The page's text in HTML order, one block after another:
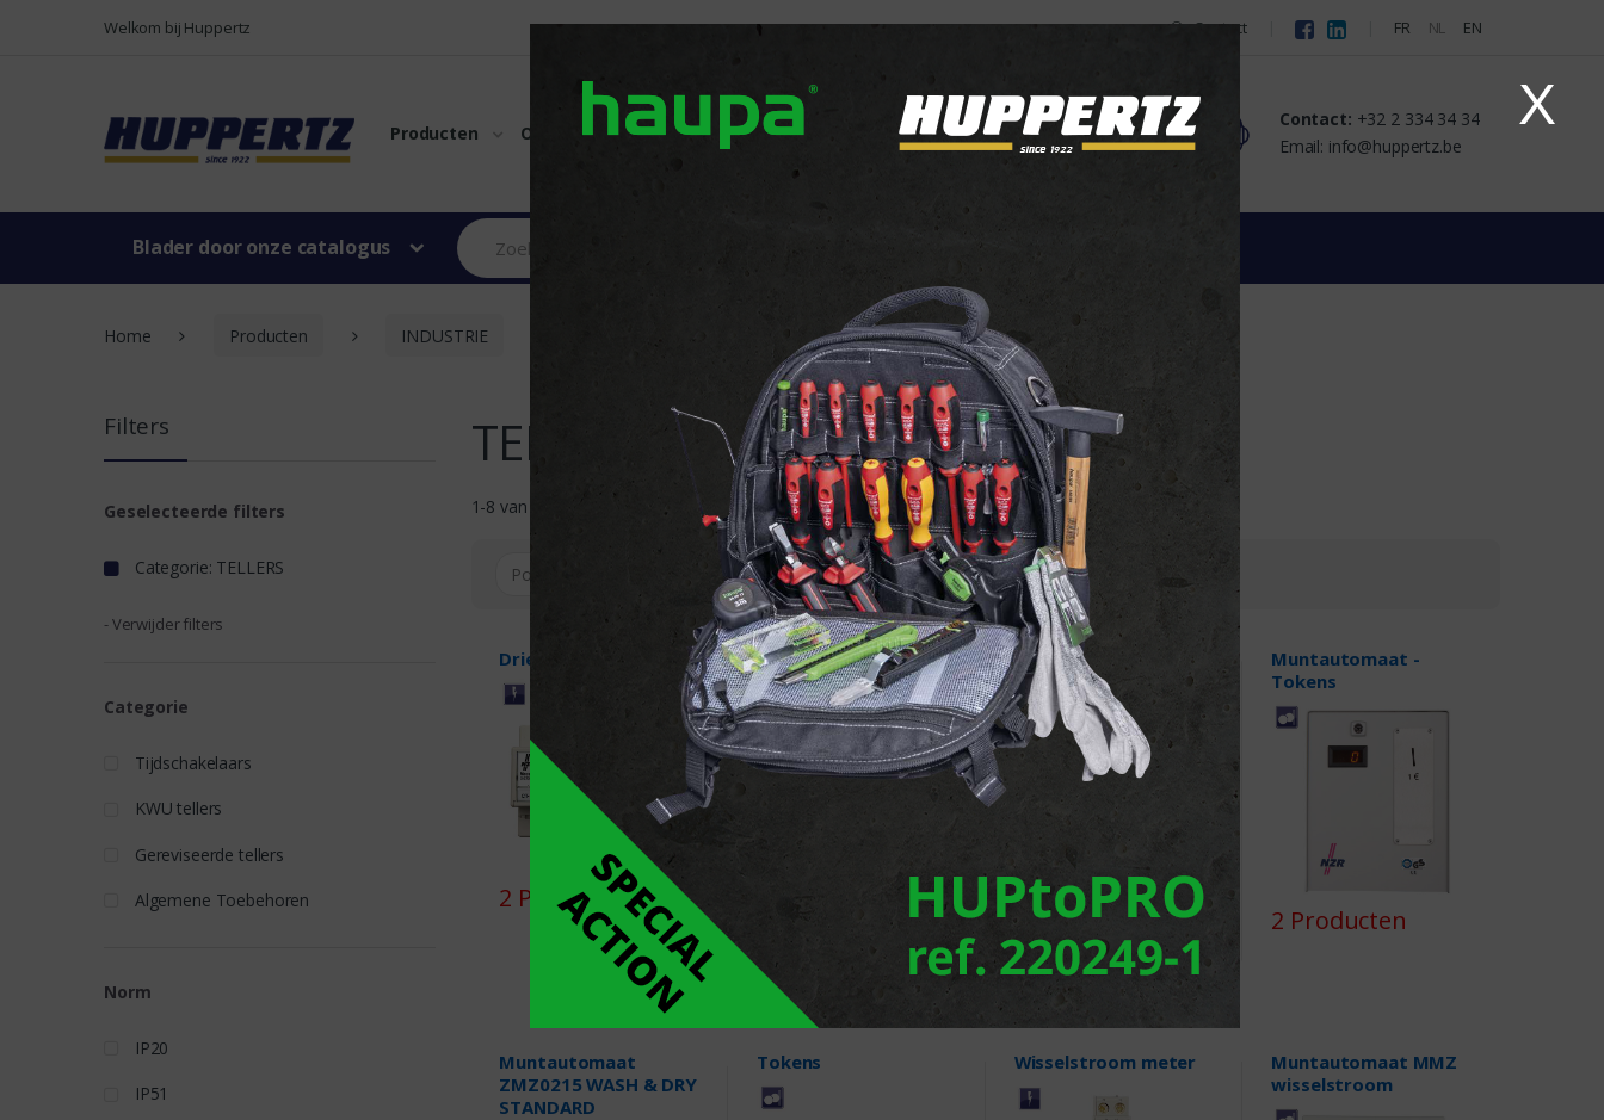
X
Welkom bij Huppertz Contact FR NL EN
Producten Over ons Onze merken Nieuws Downloads Contact
Contact: +32 2 334 34 34
Email: info@huppertz.be
Blader door onze catalogus
Home Producten INDUSTRIE
TELLERS
1-8 van 8 producten weergegeven
Driefasige meter
2 Producten
Gereviseerde tellers
Muntautomaat -
Muntinworp
5 Producten
Muntautomaat -
Tokens
2 Producten
Muntautomaat
ZMZ0215 WASH & DRY
STANDARD
Tokens Wisselstroom meter
Muntautomaat MMZ
wisselstroom
Filters
Geselecteerde filters
Categorie: TELLERS
- Verwijder filters
Categorie
Tijdschakelaars
KWU tellers
Gereviseerde tellers
Algemene Toebehoren
Norm
IP20
IP51